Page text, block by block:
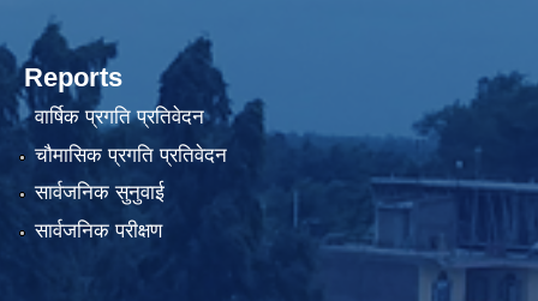
Reports
वार्षिक प्रगति प्रतिवेदन
चौमासिक प्रगति प्रतिवेदन
सार्वजनिक सुनुवाई
सार्वजनिक परीक्षण